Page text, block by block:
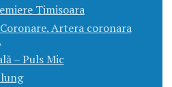
Timisoara
Artera coronara
– Puls Mic